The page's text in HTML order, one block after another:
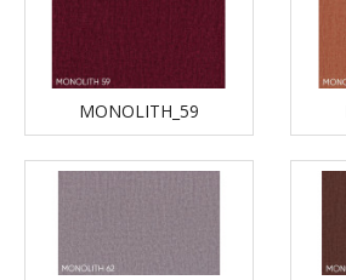
MONOLITH_59